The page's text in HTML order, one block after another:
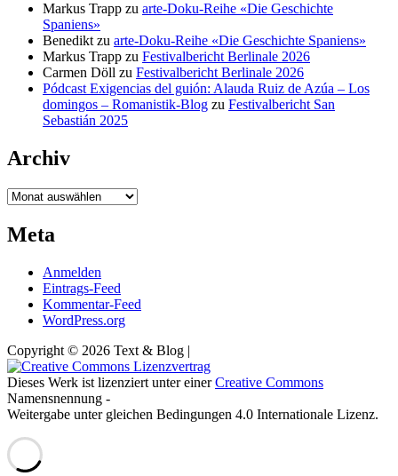
Markus Trapp zu arte-Doku-Reihe «Die Geschichte
Spaniens»
Benedikt zu arte-Doku-Reihe «Die Geschichte Spaniens»
Markus Trapp zu Festivalbericht Berlinale 2026
Carmen Döll zu Festivalbericht Berlinale 2026
Pódcast Exigencias del guión: Alauda Ruiz de Azúa – Los
domingos – Romanistik-Blog zu Festivalbericht San
Sebastián 2025
Archiv
Archiv
Meta
Anmelden
Eintrags-Feed
Kommentar-Feed
WordPress.org
Copyright © 2026 Text & Blog |
Dieses Werk ist lizenziert unter einerCreative Commons
Namensnennung -
Weitergabe unter gleichen Bedingungen 4.0 Internationale Lizenz.